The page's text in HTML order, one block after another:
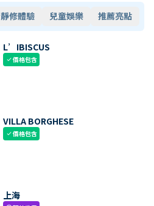
靜修體驗 兒童娛樂 推薦亮點
L’IBISCUS
check價格包含
VILLA BORGHESE
check價格包含
上海